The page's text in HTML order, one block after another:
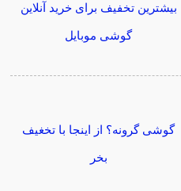
بیشترین تخفیف برای خرید آنلاین
گوشی موبایل
گوشی گرونه؟ از اینجا با تخغیف
بخر